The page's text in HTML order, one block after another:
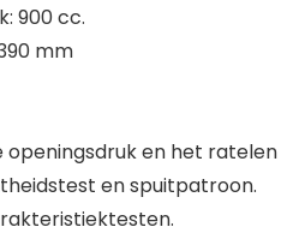
900 cc.
mm
en het ratelen
en spuitpatroon.